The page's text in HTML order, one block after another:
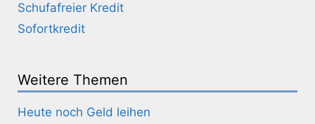
Schufafreier Kredit
Sofortkredit
Weitere Themen
Heute noch Geld leihen